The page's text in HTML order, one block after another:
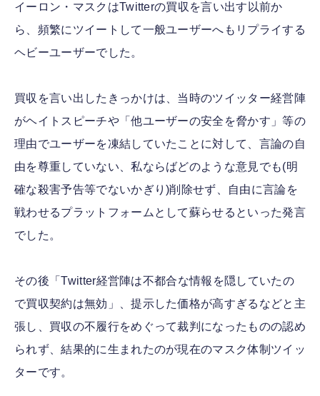
イーロン・マスクはTwitterの買収を言い出す以前か
ら、頻繁にツイートして一般ユーザーへもリプライする
ヘビーユーザーでした。
買収を言い出したきっかけは、当時のツイッター経営陣
がヘイトスピーチや「他ユーザーの安全を脅かす」等の
理由でユーザーを凍結していたことに対して、言論の自
由を尊重していない、私ならばどのような意見でも(明
確な殺害予告等でないかぎり)削除せず、自由に言論を
戦わせるプラットフォームとして蘇らせるといった発言
でした。
その後「Twitter経営陣は不都合な情報を隠していたの
で買収契約は無効」、提示した価格が高すぎるなどと主
張し、買収の不履行をめぐって裁判になったものの認め
られず、結果的に生まれたのが現在のマスク体制ツイッ
ターです。